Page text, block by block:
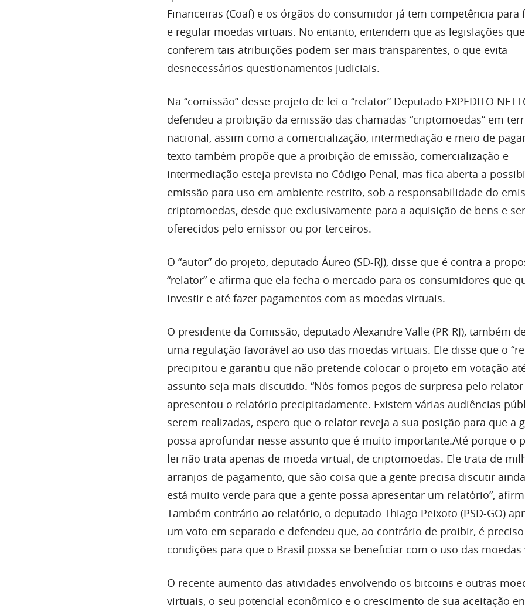
Financeiras (Coaf) e os órgãos do consumidor já tem competência para
e regular moedas virtuais. No entanto, entendem que as legislações que
conferem tais atribuições podem ser mais transparentes, o que evita
desnecessários questionamentos judiciais.
Na “comissão” desse projeto de lei o “relator” Deputado EXPEDITO
defendeu a proibição da emissão das chamadas “criptomoedas” em
nacional, assim como a comercialização, intermediação e meio de
texto também propõe que a proibição de emissão, comercialização e
intermediação esteja prevista no Código Penal, mas fica aberta a
emissão para uso em ambiente restrito, sob a responsabilidade do
criptomoedas, desde que exclusivamente para a aquisição de bens e
oferecidos pelo emissor ou por terceiros.
O “autor” do projeto, deputado Áureo (SD-RJ), disse que é contra a
“relator” e afirma que ela fecha o mercado para os consumidores que
investir e até fazer pagamentos com as moedas virtuais.
O presidente da Comissão, deputado Alexandre Valle (PR-RJ), também
uma regulação favorável ao uso das moedas virtuais. Ele disse que o
precipitou e garantiu que não pretende colocar o projeto em votação
assunto seja mais discutido. “Nós fomos pegos de surpresa pelo
apresentou o relatório precipitadamente. Existem várias audiências
serem realizadas, espero que o relator reveja a sua posição para que a
possa aprofundar nesse assunto que é muito importante.Até porque o
lei não trata apenas de moeda virtual, de criptomoedas. Ele trata de
arranjos de pagamento, que são coisa que a gente precisa discutir
está muito verde para que a gente possa apresentar um relatório”,
Também contrário ao relatório, o deputado Thiago Peixoto (PSD-GO)
um voto em separado e defendeu que, ao contrário de proibir, é
condições para que o Brasil possa se beneficiar com o uso das moedas
O recente aumento das atividades envolvendo os bitcoins e outras
virtuais, o seu potencial econômico e o crescimento de sua aceitação